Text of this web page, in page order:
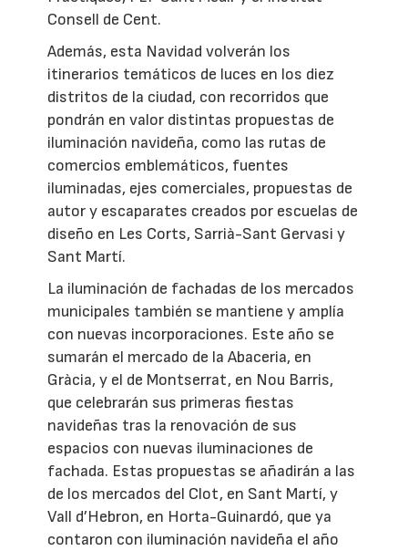
Consell de Cent.
Además, esta Navidad volverán los
itinerarios temáticos de luces en los diez
distritos de la ciudad, con recorridos que
pondrán en valor distintas propuestas de
iluminación navideña, como las rutas de
comercios emblemáticos, fuentes
iluminadas, ejes comerciales, propuestas de
autor y escaparates creados por escuelas de
diseño en Les Corts, Sarrià-Sant Gervasi y
Sant Martí.
La iluminación de fachadas de los mercados
municipales también se mantiene y amplía
con nuevas incorporaciones. Este año se
sumarán el mercado de la Abaceria, en
Gràcia, y el de Montserrat, en Nou Barris,
que celebrarán sus primeras fiestas
navideñas tras la renovación de sus
espacios con nuevas iluminaciones de
fachada. Estas propuestas se añadirán a las
de los mercados del Clot, en Sant Martí, y
Vall d’Hebron, en Horta-Guinardó, que ya
contaron con iluminación navideña el año